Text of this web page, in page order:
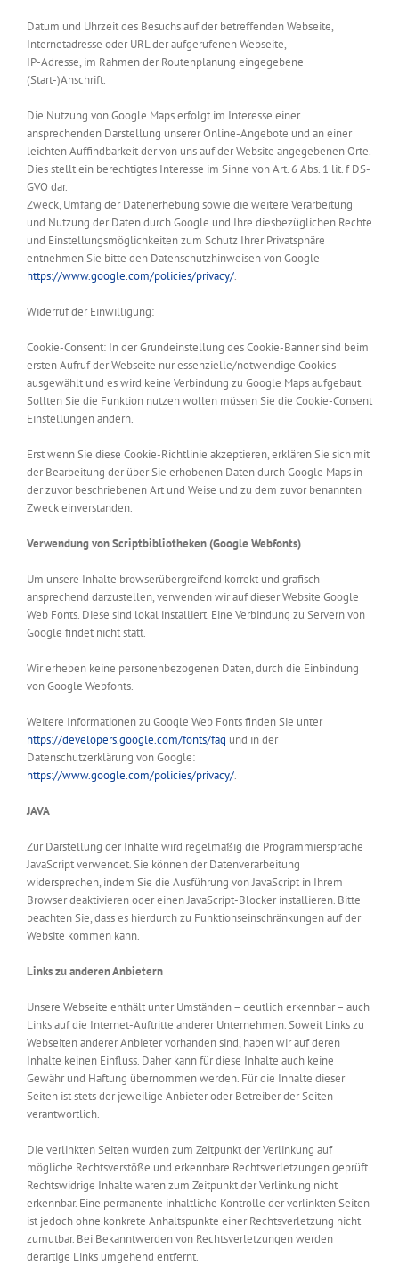
Datum und Uhrzeit des Besuchs auf der betreffenden Webseite,
Internetadresse oder URL der aufgerufenen Webseite,
IP-Adresse, im Rahmen der Routenplanung eingegebene
(Start-)Anschrift.
Die Nutzung von Google Maps erfolgt im Interesse einer
ansprechenden Darstellung unserer Online-Angebote und an einer
leichten Auffindbarkeit der von uns auf der Website angegebenen Orte.
Dies stellt ein berechtigtes Interesse im Sinne von Art. 6 Abs. 1 lit. f DS-
GVO dar.
Zweck, Umfang der Datenerhebung sowie die weitere Verarbeitung
und Nutzung der Daten durch Google und Ihre diesbezüglichen Rechte
und Einstellungsmöglichkeiten zum Schutz Ihrer Privatsphäre
entnehmen Sie bitte den Datenschutzhinweisen von Google
https://www.google.com/policies/privacy/.
Widerruf der Einwilligung:
Cookie-Consent: In der Grundeinstellung des Cookie-Banner sind beim
ersten Aufruf der Webseite nur essenzielle/notwendige Cookies
ausgewählt und es wird keine Verbindung zu Google Maps aufgebaut.
Sollten Sie die Funktion nutzen wollen müssen Sie die Cookie-Consent
Einstellungen ändern.
Erst wenn Sie diese Cookie-Richtlinie akzeptieren, erklären Sie sich mit
der Bearbeitung der über Sie erhobenen Daten durch Google Maps in
der zuvor beschriebenen Art und Weise und zu dem zuvor benannten
Zweck einverstanden.
Verwendung von Scriptbibliotheken (Google Webfonts)
Um unsere Inhalte browserübergreifend korrekt und grafisch
ansprechend darzustellen, verwenden wir auf dieser Website Google
Web Fonts. Diese sind lokal installiert. Eine Verbindung zu Servern von
Google findet nicht statt.
Wir erheben keine personenbezogenen Daten, durch die Einbindung
von Google Webfonts.
Weitere Informationen zu Google Web Fonts finden Sie unter
https://developers.google.com/fonts/faq und in der
Datenschutzerklärung von Google:
https://www.google.com/policies/privacy/.
JAVA
Zur Darstellung der Inhalte wird regelmäßig die Programmiersprache
JavaScript verwendet. Sie können der Datenverarbeitung
widersprechen, indem Sie die Ausführung von JavaScript in Ihrem
Browser deaktivieren oder einen JavaScript-Blocker installieren. Bitte
beachten Sie, dass es hierdurch zu Funktionseinschränkungen auf der
Website kommen kann.
Links zu anderen Anbietern
Unsere Webseite enthält unter Umständen – deutlich erkennbar – auch
Links auf die Internet-Auftritte anderer Unternehmen. Soweit Links zu
Webseiten anderer Anbieter vorhanden sind, haben wir auf deren
Inhalte keinen Einfluss. Daher kann für diese Inhalte auch keine
Gewähr und Haftung übernommen werden. Für die Inhalte dieser
Seiten ist stets der jeweilige Anbieter oder Betreiber der Seiten
verantwortlich.
Die verlinkten Seiten wurden zum Zeitpunkt der Verlinkung auf
mögliche Rechtsverstöße und erkennbare Rechtsverletzungen geprüft.
Rechtswidrige Inhalte waren zum Zeitpunkt der Verlinkung nicht
erkennbar. Eine permanente inhaltliche Kontrolle der verlinkten Seiten
ist jedoch ohne konkrete Anhaltspunkte einer Rechtsverletzung nicht
zumutbar. Bei Bekanntwerden von Rechtsverletzungen werden
derartige Links umgehend entfernt.